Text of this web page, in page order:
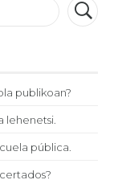
publikoan?
lehenetsi.
pública.